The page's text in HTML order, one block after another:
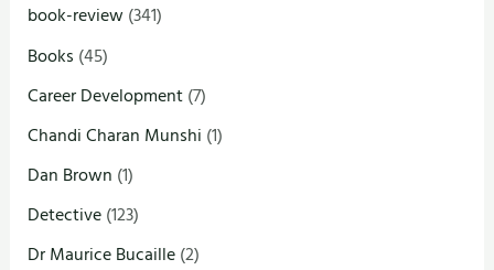
book-review(341)
Books (45)
Career Development(7)
Chandi Charan Munshi (1)
Dan Brown (1)
Detective(123)
Dr Maurice Bucaille(2)